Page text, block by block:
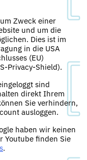
Zweck einer
und um die
Dies ist im
in die USA
(EU)
Privacy-Shield).
sind
direkt Ihrem
Sie verhindern,
ausloggen.
haben wir keinen
Youtube finden Sie
.